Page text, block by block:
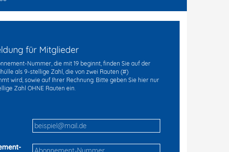
für Mitglieder
Nummer, die mit 19 beginnt, finden Sie auf der
als 9-stellige Zahl, die von zwei Rauten (#)
wird, sowie auf Ihrer Rechnung. Bitte geben Sie hier nur
Zahl OHNE Rauten ein.